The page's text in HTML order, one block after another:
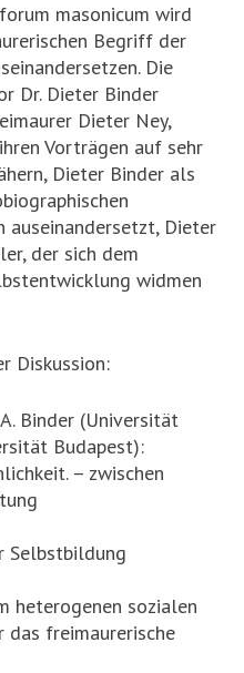
masonicum wird
Begriff der
Die
Dr. Dieter Binder
Dieter Ney,
Vorträgen auf sehr
Dieter Binder als
auseinandersetzt, Dieter
der sich dem
widmen
Diskussion:
Binder (Universität
Budapest):
– zwischen
Selbstbildung
heterogenen sozialen
das freimaurerische